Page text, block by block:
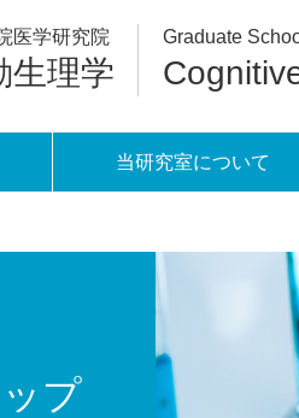
医学研究院
生理学
Graduate
当研究室について
プ